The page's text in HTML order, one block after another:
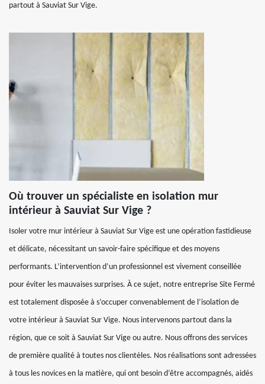
partout à Sauviat Sur Vige.
Où trouver un spécialiste en isolation mur
intérieur à Sauviat Sur Vige ?
Isoler votre mur intérieur à Sauviat Sur Vige est une opération fastidieuse
et délicate, nécessitant un savoir-faire spécifique et des moyens
performants. L’intervention d’un professionnel est vivement conseillée
pour éviter les mauvaises surprises. À ce sujet, notre entreprise Site Fermé
est totalement disposée à s’occuper convenablement de l’isolation de
votre intérieur à Sauviat Sur Vige. Nous intervenons partout dans la
région, que ce soit à Sauviat Sur Vige ou autre. Nous offrons des services
de première qualité à toutes nos clientèles. Nos réalisations sont adressées
à tous les novices en la matière, qui ont besoin d’être accompagnés, aidés